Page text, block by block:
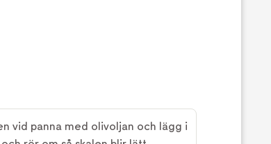
vid panna med olivoljan och lägg i